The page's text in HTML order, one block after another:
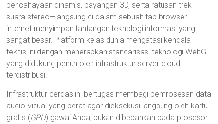
pencahayaan dinamis, bayangan 3D, serta ratusan trek
suara stereo—langsung di dalam sebuah tab browser
internet menyimpan tantangan teknologi informasi yang
sangat besar. Platform kelas dunia mengatasi kendala
teknis ini dengan menerapkan standarisasi teknologi WebGL
yang didukung penuh oleh infrastruktur server cloud
terdistribusi.
Infrastruktur cerdas ini bertugas membagi pemrosesan data
audio-visual yang berat agar dieksekusi langsung oleh kartu
grafis (GPU) gawai Anda, bukan dibebankan pada prosesor